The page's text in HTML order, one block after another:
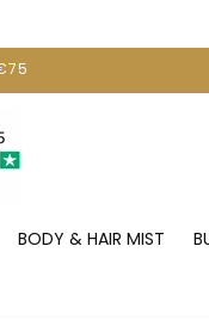
BODY & HAIR MIST